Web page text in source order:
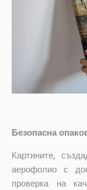
Безопасна
Картините,
аерофолио с
проверка на